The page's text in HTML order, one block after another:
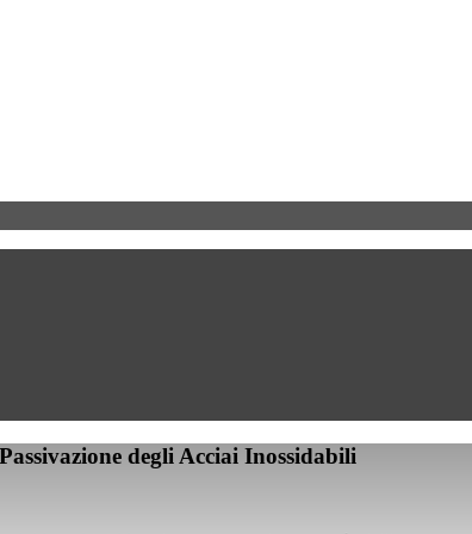
degli Acciai Inossidabili